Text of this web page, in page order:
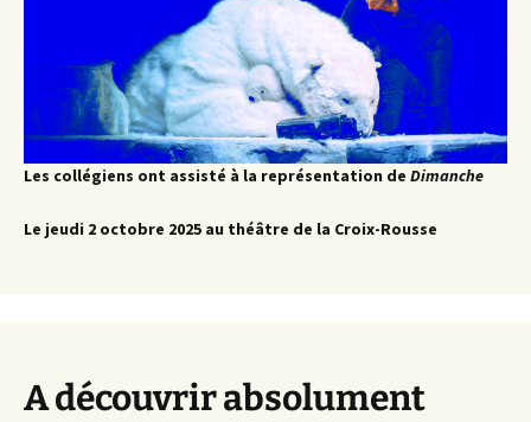
Les collégiens ont assisté à la représentation de Dimanche
Le jeudi 2 octobre 2025 au théâtre de la Croix-Rousse
A découvrir absolument